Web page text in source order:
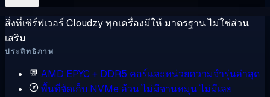
สิ่งที่เซิร์ฟเวอร์ Cloudzy ทุกเครื่องมีให้ มาตรฐาน ไม่ใช่ส่วน
เสริม
ประสิทธิภาพ
AMD EPYC + DDR5 คอร์และหน่วยความจำรุ่นล่าสุด
พื้นที่จัดเก็บ NVMe ล้วนไม่มีจานหมุน ไม่มีเลย